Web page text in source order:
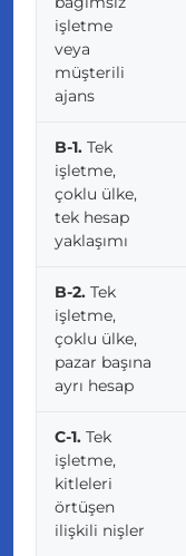
işletme
veya
müşterili
ajans
B-1. Tek
işletme,
çoklu ülke,
tek hesap
yaklaşımı
B-2. Tek
işletme,
çoklu ülke,
pazar başına
ayrı hesap
C-1. Tek
işletme,
kitleleri
örtüşen
ilişkili nişler